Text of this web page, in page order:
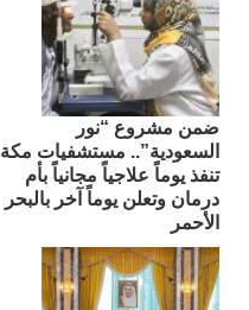
ضمن مشروع “نور
السعودية”.. مستشفيات مكة
تنفذ يوماً علاجياً مجانياً بأم
درمان وتعلن يوماً آخر بالبحر
الأحمر